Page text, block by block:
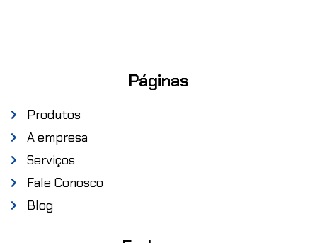
Páginas
Produtos
A empresa
Serviços
Fale Conosco
Blog